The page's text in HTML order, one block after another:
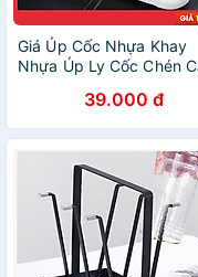
Giá Úp Cốc Nhựa Khay
Nhựa Úp Ly Cốc Chén
Tiện Dụng- Kích Thước
37x24cm Giao Màu
Nhiên
39.000 đ